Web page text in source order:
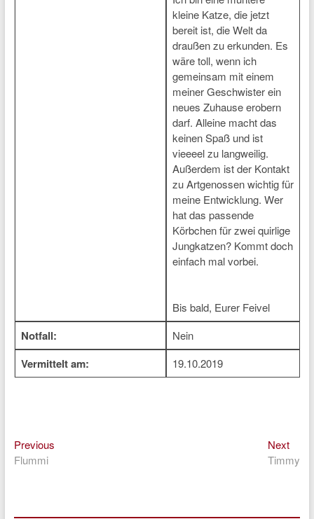
kleine Katze, die jetzt
bereit ist, die Welt da
draußen zu erkunden. Es
wäre toll, wenn ich
gemeinsam mit einem
meiner Geschwister ein
neues Zuhause erobern
darf. Alleine macht das
keinen Spaß und ist
vieeeel zu langweilig.
Außerdem ist der Kontakt
zu Artgenossen wichtig für
meine Entwicklung. Wer
hat das passende
Körbchen für zwei quirlige
Jungkatzen? Kommt doch
einfach mal vorbei.
Bis bald, Eurer Feivel
Notfall: Nein
Vermittelt am: 19.10.2019
Beitragsnavigation
PreviousPrevious
Flummi
NextNext
post:
Timmy